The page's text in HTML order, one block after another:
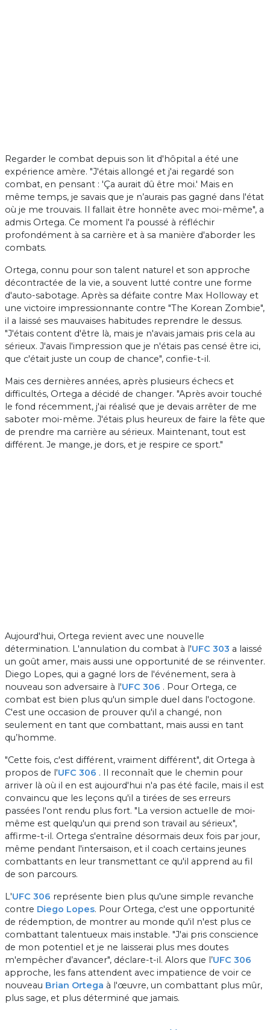
Regarder le combat depuis son lit d'hôpital a été une
expérience amère. "J'étais allongé et j'ai regardé son
combat, en pensant : 'Ça aurait dû être moi.' Mais en
même temps, je savais que je n’aurais pas gagné dans l'état
où je me trouvais. Il fallait être honnête avec moi-même", a
admis Ortega. Ce moment l'a poussé à réfléchir
profondément à sa carrière et à sa manière d'aborder les
combats.
Ortega, connu pour son talent naturel et son approche
décontractée de la vie, a souvent lutté contre une forme
d'auto-sabotage. Après sa défaite contre Max Holloway et
une victoire impressionnante contre "The Korean Zombie",
il a laissé ses mauvaises habitudes reprendre le dessus.
"J'étais content d'être là, mais je n'avais jamais pris cela au
sérieux. J'avais l'impression que je n'étais pas censé être ici,
que c'était juste un coup de chance", confie-t-il.
Mais ces dernières années, après plusieurs échecs et
difficultés, Ortega a décidé de changer. "Après avoir touché
le fond récemment, j'ai réalisé que je devais arrêter de me
saboter moi-même. J'étais plus heureux de faire la fête que
de prendre ma carrière au sérieux. Maintenant, tout est
différent. Je mange, je dors, et je respire ce sport."
Aujourd'hui, Ortega revient avec une nouvelle
détermination. L'annulation du combat à l'UFC 303 a laissé
un goût amer, mais aussi une opportunité de se réinventer.
Diego Lopes, qui a gagné lors de l'événement, sera à
nouveau son adversaire à l'UFC 306 . Pour Ortega, ce
combat est bien plus qu'un simple duel dans l'octogone.
C'est une occasion de prouver qu'il a changé, non
seulement en tant que combattant, mais aussi en tant
qu’homme.
"Cette fois, c'est différent, vraiment différent", dit Ortega à
propos de l'UFC 306 . Il reconnaît que le chemin pour
arriver là où il en est aujourd'hui n'a pas été facile, mais il est
convaincu que les leçons qu'il a tirées de ses erreurs
passées l'ont rendu plus fort. "La version actuelle de moi-
même est quelqu'un qui prend son travail au sérieux",
affirme-t-il. Ortega s'entraîne désormais deux fois par jour,
même pendant l'intersaison, et il coach certains jeunes
combattants en leur transmettant ce qu'il apprend au fil
de son parcours.
L'UFC 306 représente bien plus qu'une simple revanche
contre Diego Lopes. Pour Ortega, c'est une opportunité
de rédemption, de montrer au monde qu'il n'est plus ce
combattant talentueux mais instable. "J'ai pris conscience
de mon potentiel et je ne laisserai plus mes doutes
m'empêcher d’avancer", déclare-t-il. Alors que l’UFC 306
approche, les fans attendent avec impatience de voir ce
nouveau Brian Ortega à l'œuvre, un combattant plus mûr,
plus sage, et plus déterminé que jamais.